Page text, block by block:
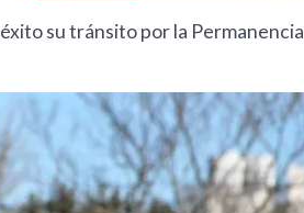
su tránsito por la Permanencia